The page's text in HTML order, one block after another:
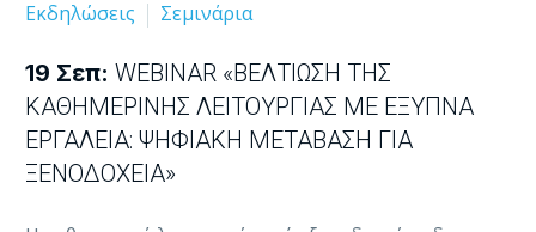
Εκδηλώσεις
Σεμινάρια
19 Σεπ: WEBINAR «ΒΕΛΤΊΩΣΗ ΤΗΣ
ΚΑΘΗΜΕΡΙΝΉΣ ΛΕΙΤΟΥΡΓΊΑΣ ΜΕ ΈΞΥΠΝΑ
ΕΡΓΑΛΕΊΑ: ΨΗΦΙΑΚΉ ΜΕΤΆΒΑΣΗ ΓΙΑ
ΞΕΝΟΔΟΧΕΊΑ»